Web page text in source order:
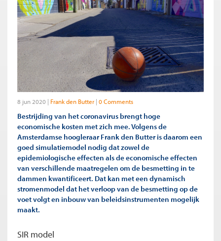
8 jun 2020 Frank den Butter 0 Comments
Bestrijding van het coronavirus brengt hoge
economische kosten met zich mee. Volgens de
Amsterdamse hoogleraar Frank den Butter is daarom een
goed simulatiemodel nodig dat zowel de
epidemiologische effecten als de economische effecten
van verschillende maatregelen om de besmetting in te
dammen kwantificeert. Dat kan met een dynamisch
stromenmodel dat het verloop van de besmetting op de
voet volgt en inbouw van beleidsinstrumenten mogelijk
maakt.
SIR model